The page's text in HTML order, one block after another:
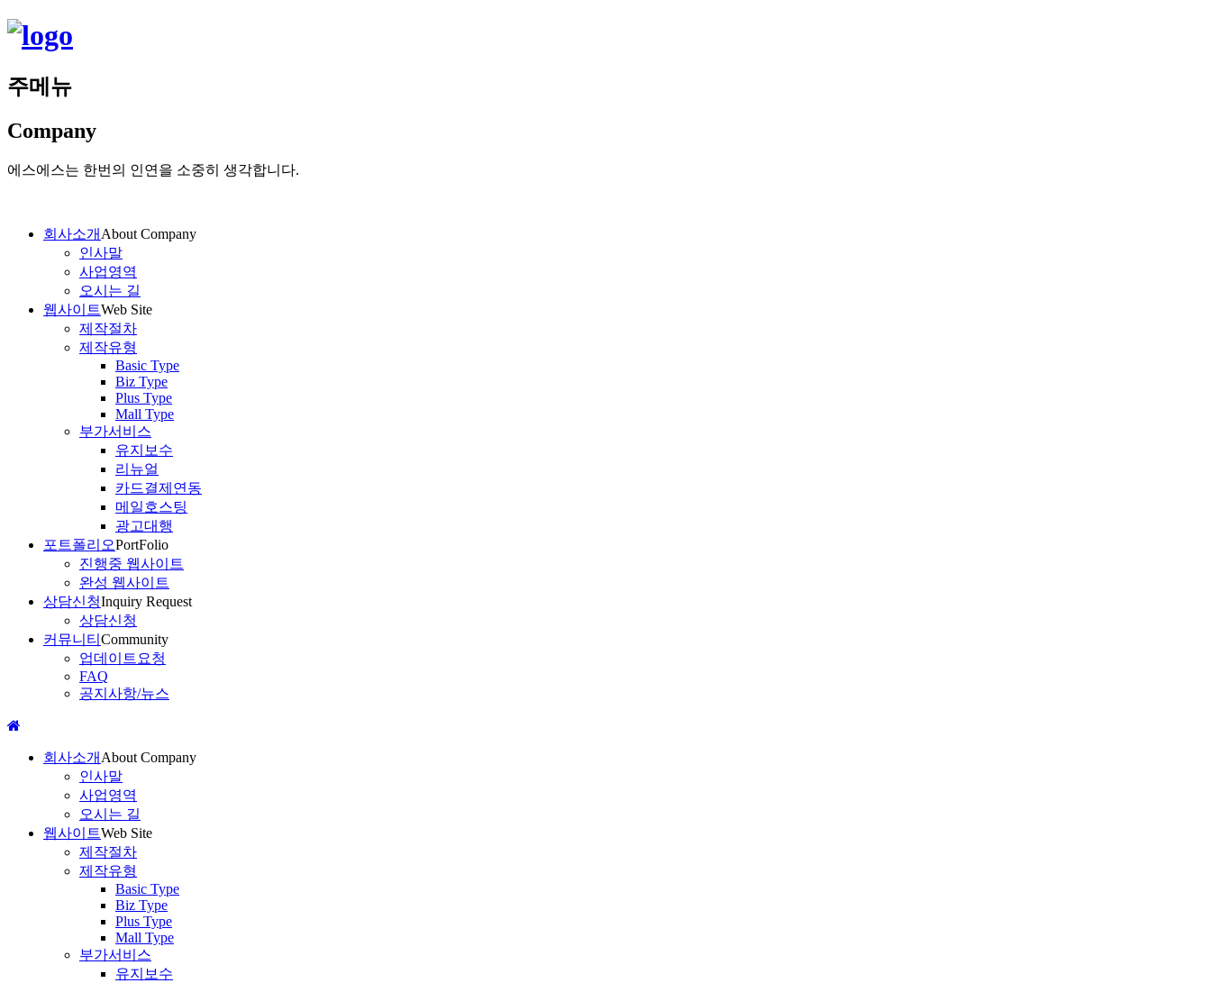
주메뉴
Company
에스에스는 한번의 인연을 소중히 생각합니다.
회사소개 About Company
인사말
사업영역
오시는 길
웹사이트Web Site
제작절차
제작유형
Basic Type
Biz Type
Plus Type
Mall Type
부가서비스
유지보수
리뉴얼
카드결제연동
메일호스팅
광고대행
포트폴리오PortFolio
진행중 웹사이트
완성 웹사이트
상담신청Inquiry Request
상담신청
커뮤니티 Community
업데이트요청
FAQ
공지사항/뉴스
회사소개 About Company
인사말
사업영역
오시는 길
웹사이트Web Site
제작절차
제작유형
Basic Type
Biz Type
Plus Type
Mall Type
부가서비스
유지보수